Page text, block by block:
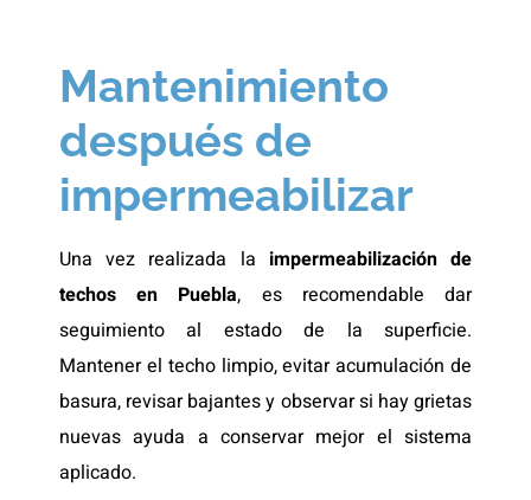
Mantenimiento
después de
impermeabilizar
Una vez realizada la impermeabilización de
techos en Puebla, es recomendable dar
seguimiento al estado de la superficie.
Mantener el techo limpio, evitar acumulación de
basura, revisar bajantes y observar si hay grietas
nuevas ayuda a conservar mejor el sistema
aplicado.